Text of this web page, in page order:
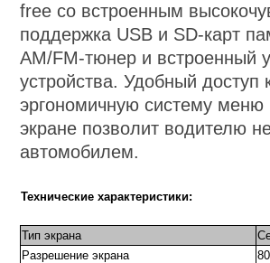
free со встроенным
поддержка USB и SD-карт
AM/FM-тюнер и встроенный
устройства. Удобный
эргономичную систему меню
экране позволит водителю
автомобилем.
Технические характеристики:
Тип экрана
Разрешение экрана